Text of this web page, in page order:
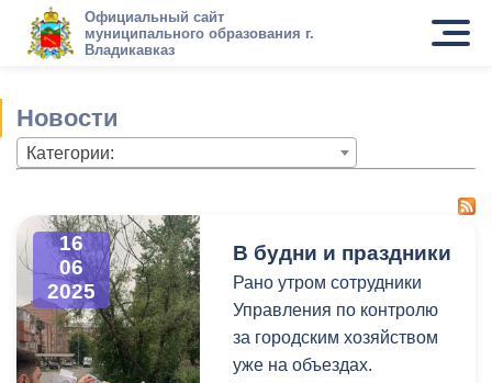
Официальный сайт
муниципального образования г.
Владикавказ
Новости
Категории:
16
06
2025
В будни и праздники
Рано утром сотрудники
Управления по контролю
за городским хозяйством
уже на объездах.